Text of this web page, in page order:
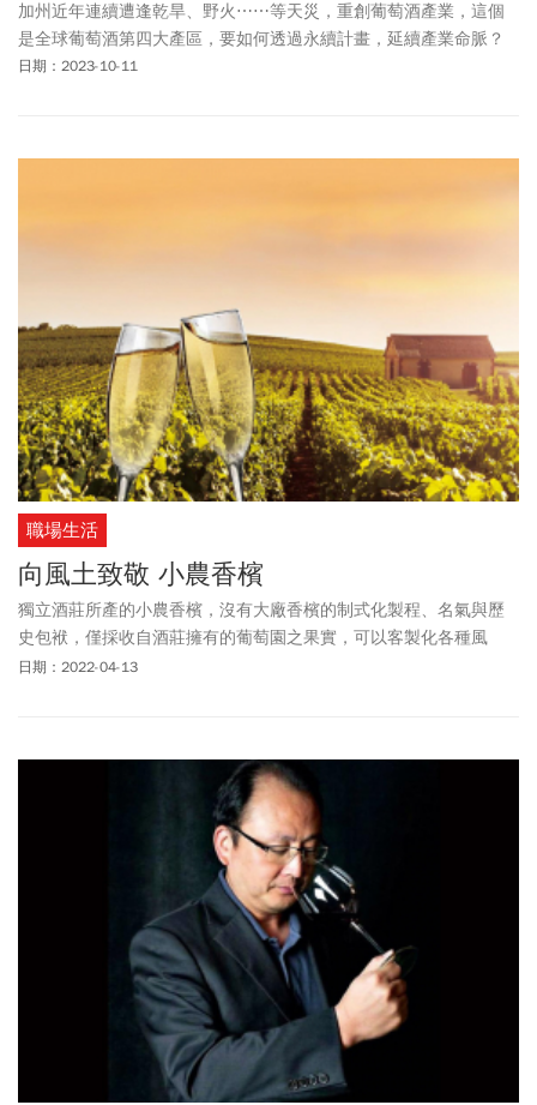
加州近年連續遭逢乾旱、野火⋯⋯等天災，重創葡萄酒產業，這個
是全球葡萄酒第四大產區，要如何透過永續計畫，延續產業命脈？
日期：2023-10-11
職場生活
向風土致敬 小農香檳
獨立酒莊所產的小農香檳，沒有大廠香檳的制式化製程、名氣與歷
史包袱，僅採收自酒莊擁有的葡萄園之果實，可以客製化各種風
味，表現不同風土的酒香細節。據倫敦國際酒類交易所追蹤的香檳
日期：2022-04-13